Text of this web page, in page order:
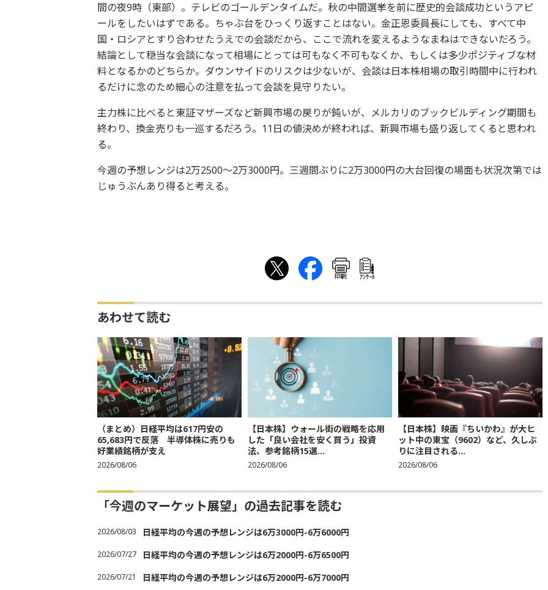
間の夜9時（東部）。テレビのゴールデンタイムだ。秋の中間選挙を前に歴史的会談成功というアピ
ールをしたいはずである。ちゃぶ台をひっくり返すことはない。金正恩委員長にしても、すべて中
国・ロシアとすり合わせたうえでの会談だから、ここで流れを変えるようなまねはできないだろう。
結論として穏当な会談になって相場にとっては可もなく不可もなくか、もしくは多少ポジティブな材
料となるかのどちらか。ダウンサイドのリスクは少ないが、会談は日本株相場の取引時間中に行われ
るだけに念のため細心の注意を払って会談を見守りたい。
主力株に比べると東証マザーズなど新興市場の戻りが鈍いが、メルカリのブックビルディング期間も
終わり、換金売りも一巡するだろう。11日の値決めが終われば、新興市場も盛り返してくると思われ
る。
今週の予想レンジは2万2500～2万3000円。三週間ぶりに2万3000円の大台回復の場面も状況次第では
じゅうぶんあり得ると考える。
印刷 ｱﾝｹｰﾄ
あわせて読む
（まとめ）日経平均は617円安の
65,683円で反落 半導体株に売りも
好業績銘柄が支え
2026/08/06
【日本株】ウォール街の戦略を応用
した「良い会社を安く買う」投資
法、参考銘柄15選...
2026/08/06
【日本株】映画『ちいかわ』が大ヒ
ット中の東宝（9602）など、久しぶ
りに注目される...
2026/08/06
「今週のマーケット展望」の過去記事を読む
2026/08/03 日経平均の今週の予想レンジは6万3000円-6万6000円
2026/07/27 日経平均の今週の予想レンジは6万2000円-6万6500円
2026/07/21 日経平均の今週の予想レンジは6万2000円-6万7000円